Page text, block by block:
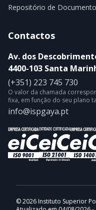
Repositório de
Contactos
Av. dos
4400-103 Santa
(+351) 223 745 730
O valor da chamada
fixa, em função do seu plano
info@ispgaya.pt
© 2026 Instituto Superior